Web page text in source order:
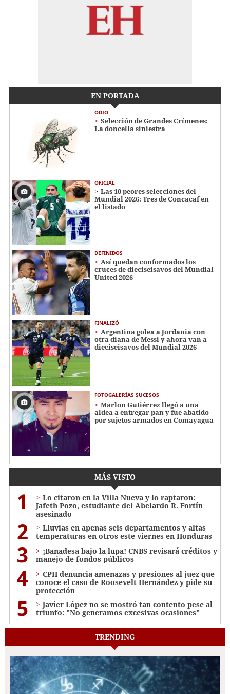
EN PORTADA
ODIO
Selección de Grandes Crímenes:
La doncella siniestra
OFICIAL
Las 10 peores selecciones del
Mundial 2026: Tres de Concacaf en
el listado
DEFINIDOS
Así quedan conformados los
cruces de dieciseisavos del Mundial
United 2026
FINALIZÓ
Argentina golea a Jordania con
otra diana de Messi y ahora van a
dieciseisavos del Mundial 2026
FOTOGALERÍAS SUCESOS
Marlon Gutiérrez llegó a una
aldea a entregar pan y fue abatido
por sujetos armados en Comayagua
MÁS VISTO
1
Lo citaron en la Villa Nueva y lo raptaron:
Jafeth Pozo, estudiante del Abelardo R. Fortín
asesinado
2
Lluvias en apenas seis departamentos y altas
temperaturas en otros este viernes en Honduras
3
¡Banadesa bajo la lupa! CNBS revisará créditos y
manejo de fondos públicos
4
CPH denuncia amenazas y presiones al juez que
conoce el caso de Roosevelt Hernández y pide su
protección
5
Javier López no se mostró tan contento pese al
triunfo: "No generamos excesivas ocasiones"
TRENDING